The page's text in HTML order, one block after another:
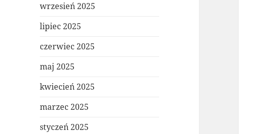
wrzesień 2025
lipiec 2025
czerwiec 2025
maj 2025
kwiecień 2025
marzec 2025
styczeń 2025